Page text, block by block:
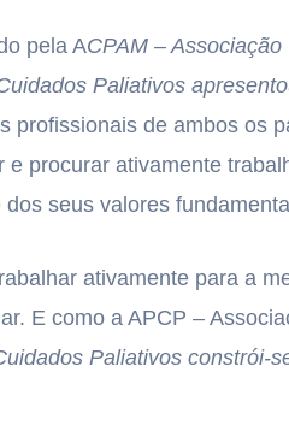
pela ACPAM –
Paliativos
profissionais de ambos os
e procurar ativamente
seus valores
ativamente para a
E como a APCP –
Paliativos constrói-